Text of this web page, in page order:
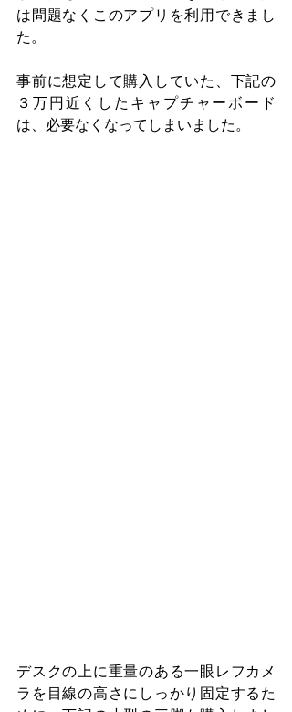
は問題なくこのアプリを利用できまし
た。
事前に想定して購入していた、下記の
３万円近くしたキャプチャーボード
は、必要なくなってしまいました。
デスクの上に重量のある一眼レフカメ
ラを目線の高さにしっかり固定するた